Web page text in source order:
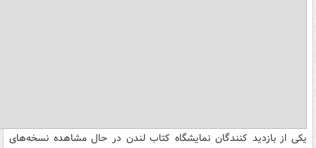
یکی از بازدید کنندگان نمایشگاه کتاب لندن در حال مشاهده نسخه‌های